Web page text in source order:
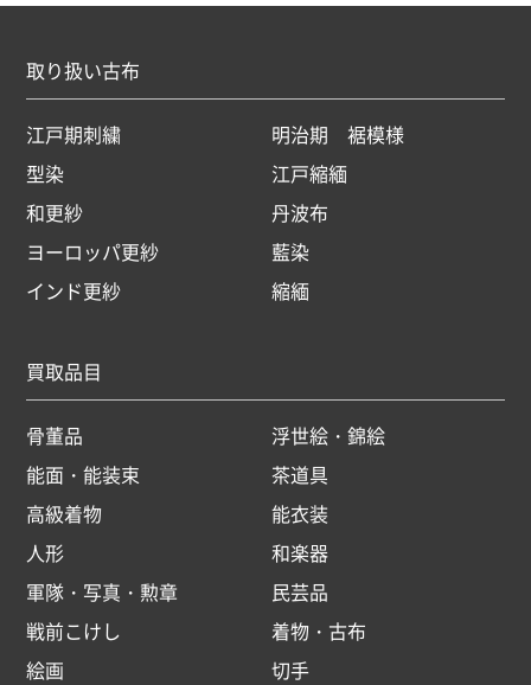
取り扱い古布
江戸期刺繍
明治期 裾模様
型染
江戸縮緬
和更紗
丹波布
ヨーロッパ更紗
藍染
インド更紗
縮緬
買取品目
骨董品
浮世絵・錦絵
能面・能装束
茶道具
高級着物
能衣装
人形
和楽器
軍隊・写真・勲章
民芸品
戦前こけし
着物・古布
絵画
切手